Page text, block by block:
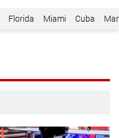
Florida Miami Cuba